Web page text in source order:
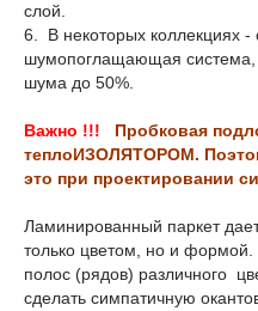
слой.
6. В некоторых коллекциях -
шумопоглащающая система,
шума до 50%.
Важно !!!
Пробковая
теплоИЗОЛЯТОРОМ.
это при проектировании
Ламинированный паркет
только цветом, но и
полос (рядов) различного
сделать симпатичную